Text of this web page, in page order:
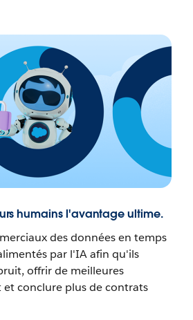
humains l'avantage ultime.
des données en temps
par l'IA afin qu'ils
offrir de meilleures
et conclure plus de contrats